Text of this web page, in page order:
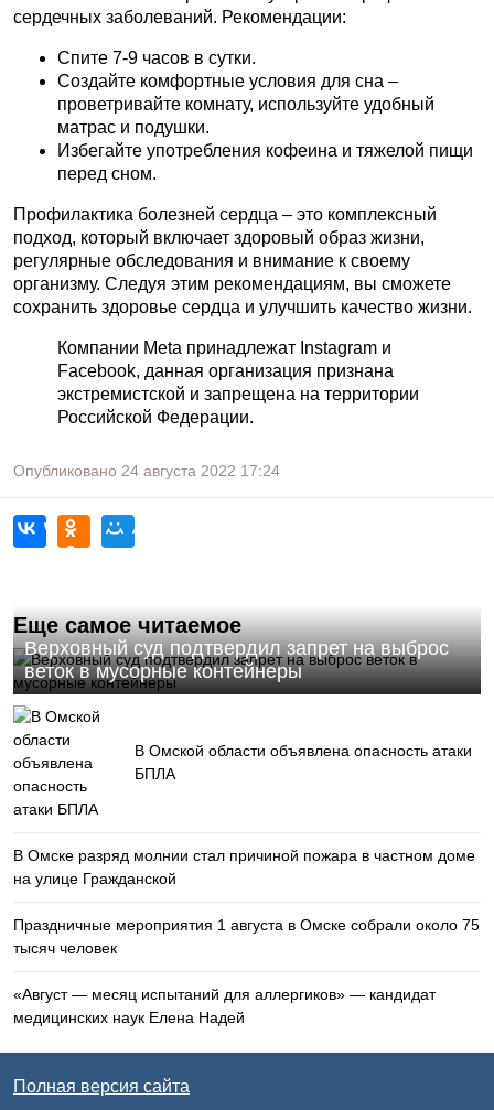
сердечных заболеваний. Рекомендации:
Спите 7-9 часов в сутки.
Создайте комфортные условия для сна –
проветривайте комнату, используйте удобный
матрас и подушки.
Избегайте употребления кофеина и тяжелой пищи
перед сном.
Профилактика болезней сердца – это комплексный
подход, который включает здоровый образ жизни,
регулярные обследования и внимание к своему
организму. Следуя этим рекомендациям, вы сможете
сохранить здоровье сердца и улучшить качество жизни.
Компании Meta принадлежат Instagram и
Facebook, данная организация признана
экстремистской и запрещена на территории
Российской Федерации.
Опубликовано 24 августа 2022 17:24
Еще самое читаемое
Верховный суд подтвердил запрет на выброс
веток в мусорные контейнеры
В Омской области объявлена опасность атаки
БПЛА
В Омске разряд молнии стал причиной пожара в частном доме
на улице Гражданской
Праздничные мероприятия 1 августа в Омске собрали около 75
тысяч человек
«Август — месяц испытаний для аллергиков» — кандидат
медицинских наук Елена Надей
Полная версия сайта